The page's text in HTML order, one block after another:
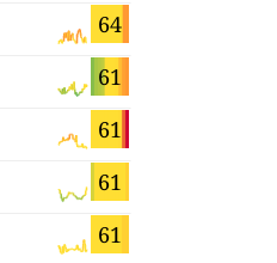
64
61
61
61
61